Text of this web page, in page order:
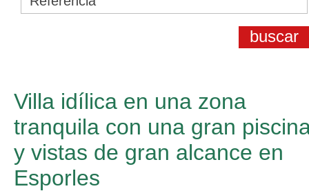
Villa idílica en una zona
tranquila con una gran
y vistas de gran alcance en
Esporles